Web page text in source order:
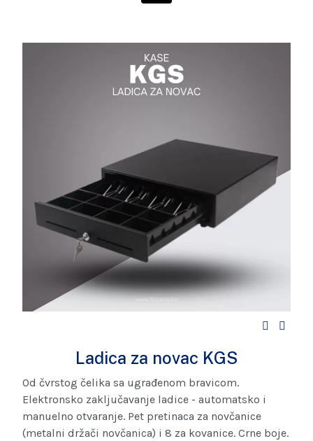
Ladica za novac KGS
Od čvrstog čelika sa ugrađenom bravicom.
Elektronsko zaključavanje ladice - automatsko i
manuelno otvaranje. Pet pretinaca za novčanice
(metalni držači novčanica) i 8 za kovanice. Crne boje.